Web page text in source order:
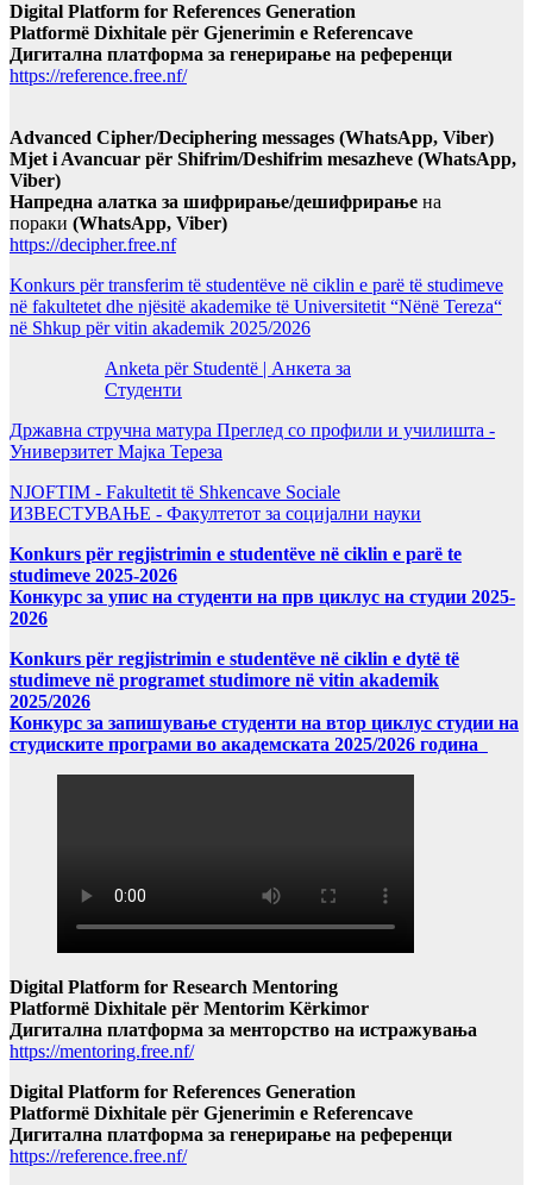
Digital Platform for References Generation
Platformë Dixhitale për Gjenerimin e Referencave
Дигитална платформа за генерирање на референци
https://reference.free.nf/
Advanced Cipher/Deciphering messages (WhatsApp, Viber)
Mjet i Avancuar për Shifrim/Deshifrim mesazheve (WhatsApp,
Viber)
Напредна алатка за шифрирање/дешифрирање на
пораки (WhatsApp, Viber)
https://decipher.free.nf
Konkurs për transferim të studentëve në ciklin e parë të studimeve
në fakultetet dhe njësitë akademike të Universitetit “Nënë Tereza“
në Shkup për vitin akademik 2025/2026
Anketa për Studentë | Анкета за
Студенти
Државна стручна матура Преглед со профили и училишта -
Универзитет Мајка Тереза
NJOFTIM - Fakultetit të Shkencave Sociale
ИЗВЕСТУВАЊЕ - Факултетот за социјални науки
Konkurs për regjistrimin e studentëve në ciklin e parë te
studimeve 2025-2026
Конкурс за упис на студенти на прв циклус на студии 2025-
2026
Konkurs për regjistrimin e studentëve në ciklin e dytë të
studimeve në programet studimore në vitin akademik
2025/2026
Конкурс за запишување студенти на втор циклус студии на
студиските програми во академската 2025/2026 година
Digital Platform for Research Mentoring
Platformë Dixhitale për Mentorim Kërkimor
Дигитална платформа за менторство на истражувања
https://mentoring.free.nf/
Digital Platform for References Generation
Platformë Dixhitale për Gjenerimin e Referencave
Дигитална платформа за генерирање на референци
https://reference.free.nf/